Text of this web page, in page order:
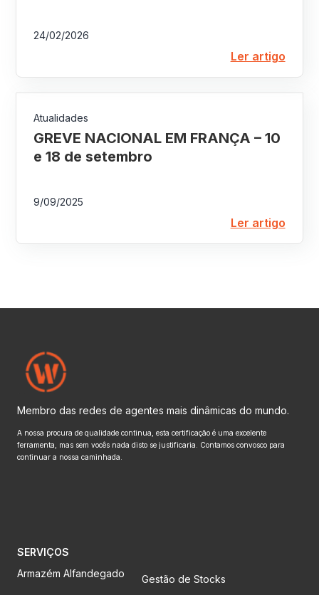
24/02/2026
Ler artigo
Atualidades
GREVE NACIONAL EM FRANÇA – 10
e 18 de setembro
9/09/2025
Ler artigo
Membro das redes de agentes mais dinâmicas do mundo.
A nossa procura de qualidade continua, esta certificação é uma excelente
ferramenta, mas sem vocês nada disto se justificaria. Contamos convosco para
continuar a nossa caminhada.
SERVIÇOS
Armazém Alfandegado
Gestão de Stocks